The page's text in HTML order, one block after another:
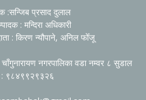
:सन्जिब प्रसाद दुलाल
: मन्दिरा अधिकारी
: किरण न्यौपाने, अनिल फोँजू
चाँगुनारायण नगरपालिका वडा नम्वर ८ सुडाल
: ९८४९९२९३२६